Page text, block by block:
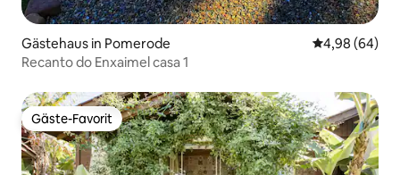
Gästehaus in Pomerode
4,98 (64)
Recanto do Enxaimel casa 1
Gäste-Favorit
Gäste-Favorit